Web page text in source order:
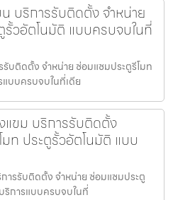
น บริการรับติดตั้ง จำหน่าย
วอัตโนมัติ แบบครบจบในที่
รับติดตั้ง จำหน่าย ซ่อมแซมประตูรีโมท
บบครบจบในที่เดีย
แขม บริการรับติดตั้ง
ท ประตูรั้วอัตโนมัติ แบบ
ารรับติดตั้ง จำหน่าย ซ่อมแซมประตู
ริการแบบครบจบในที่